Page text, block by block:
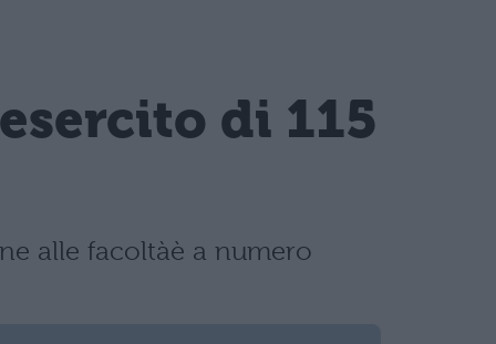
di 115
alle facoltàè a numero